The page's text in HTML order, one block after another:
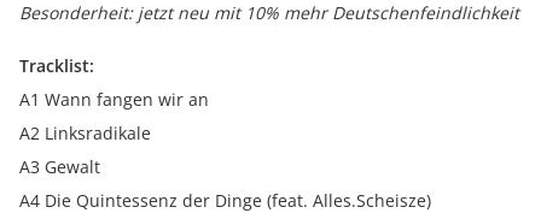
Besonderheit: jetzt neu mit 10% mehr Deutschenfeindlichkeit
Tracklist:
A1 Wann fangen wir an
A2 Linksradikale
A3 Gewalt
A4 Die Quintessenz der Dinge (feat. Alles.Scheisze)